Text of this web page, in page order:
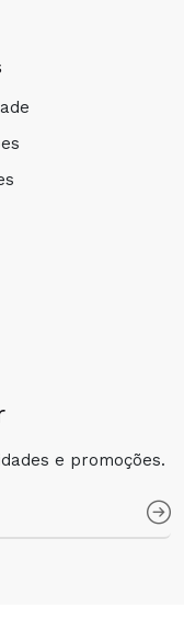
e promoções.